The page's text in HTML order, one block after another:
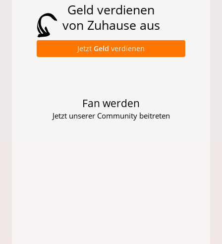
Geld verdienen
von Zuhause aus
Jetzt Geld verdienen
Fan werden
Jetzt unserer Community beitreten